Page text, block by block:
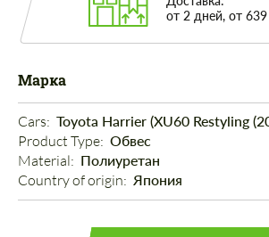
от 2 дней, от
Марка
Cars: Toyota Harrier (XU60 Restyling
Product Type: Обвес
Material: Полиуретан
Country of origin: Япония